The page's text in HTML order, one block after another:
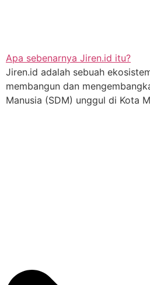
Apa sebenarnya Jiren.id itu?
Jiren.id adalah sebuah
membangun dan
Manusia (SDM) unggul di Kota